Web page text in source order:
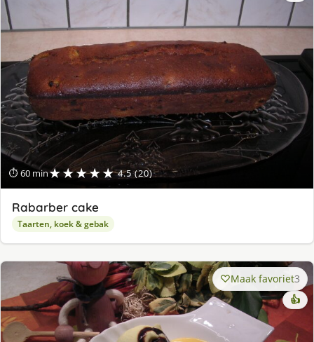
⏱ 60 min★★★★★ 4.5 (20)
Rabarber cake
Taarten, koek & gebak
Maak favoriet3
👍